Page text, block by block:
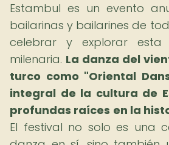
Estambul es un evento
bailarinas y bailarines de
celebrar y explorar
milenaria. La danza del
turco como "Oriental
integral de la cultura de
profundas raíces en la
El festival no solo es una